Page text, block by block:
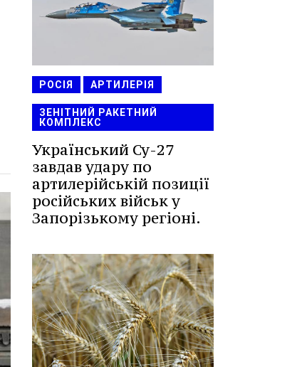
РОСІЯ АРТИЛЕРІЯ
ЗЕНІТНИЙ РАКЕТНИЙ
КОМПЛЕКС
Український Су-27
завдав удару по
артилерійській позиції
російських військ у
Запорізькому регіоні.